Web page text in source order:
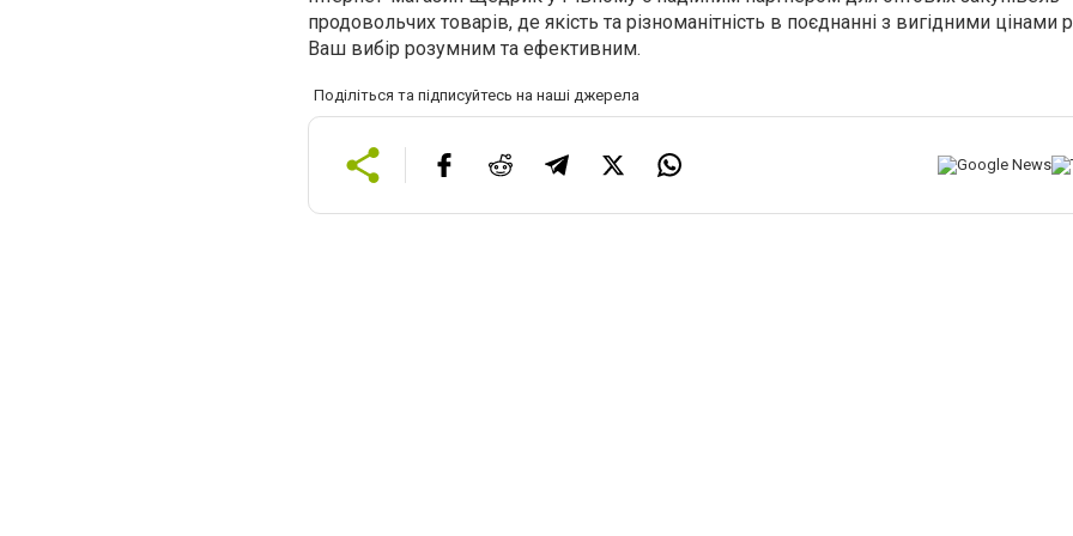
продовольчих товарів, де якість та різноманітність в поєднанні з вигідними цінами
Ваш вибір розумним та ефективним.
Поділіться та підписуйтесь на наші джерела